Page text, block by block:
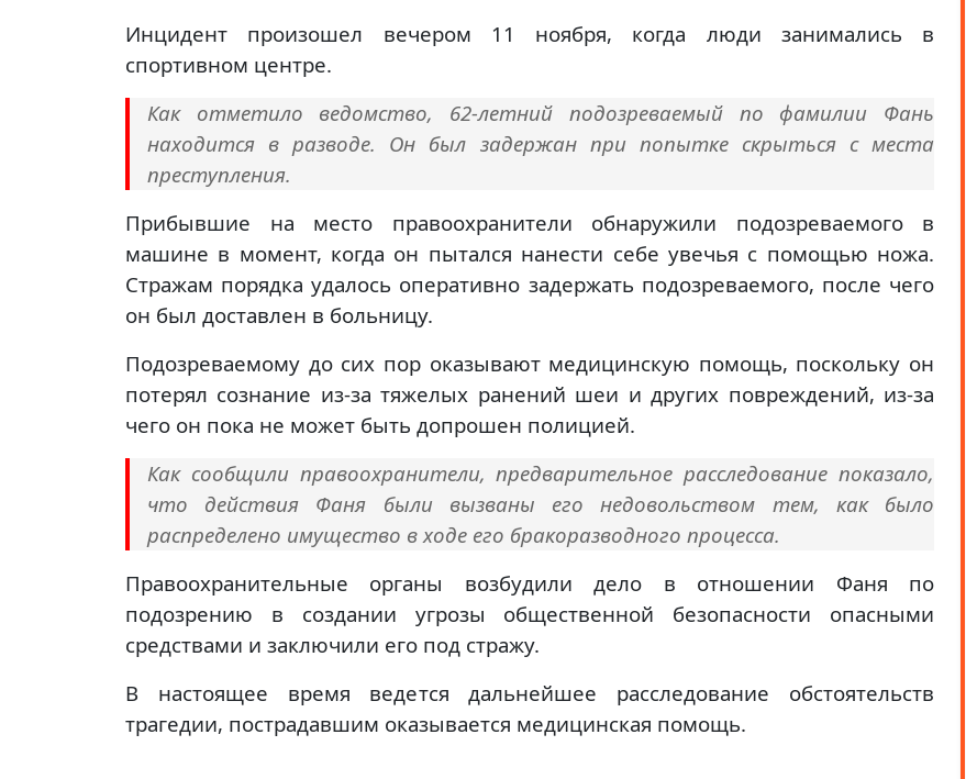
Инцидент произошел вечером 11 ноября, когда люди занимались в
спортивном центре.
Как отметило ведомство, 62-летний подозреваемый по фамилии Фань
находится в разводе. Он был задержан при попытке скрыться с места
преступления.
Прибывшие на место правоохранители обнаружили подозреваемого в
машине в момент, когда он пытался нанести себе увечья с помощью ножа.
Стражам порядка удалось оперативно задержать подозреваемого, после чего
он был доставлен в больницу.
Подозреваемому до сих пор оказывают медицинскую помощь, поскольку он
потерял сознание из-за тяжелых ранений шеи и других повреждений, из-за
чего он пока не может быть допрошен полицией.
Как сообщили правоохранители, предварительное расследование показало,
что действия Фаня были вызваны его недовольством тем, как было
распределено имущество в ходе его бракоразводного процесса.
Правоохранительные органы возбудили дело в отношении Фаня по
подозрению в создании угрозы общественной безопасности опасными
средствами и заключили его под стражу.
В настоящее время ведется дальнейшее расследование обстоятельств
трагедии, пострадавшим оказывается медицинская помощь.